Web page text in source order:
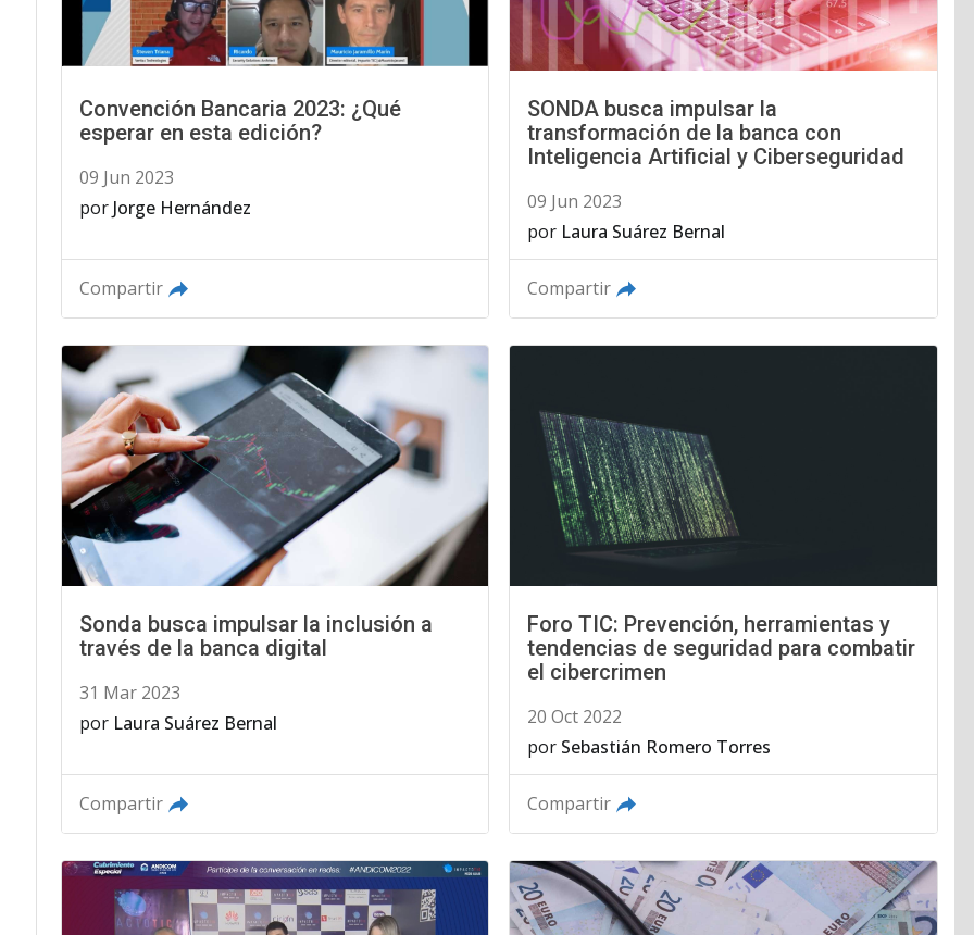
Convención Bancaria 2023: ¿Qué
esperar en esta edición?
09 Jun 2023
por Jorge Hernández
Compartir
SONDA busca impulsar la
transformación de la banca con
Inteligencia Artificial y Ciberseguridad
09 Jun 2023
por Laura Suárez Bernal
Compartir
Sonda busca impulsar la inclusión a
través de la banca digital
31 Mar 2023
por Laura Suárez Bernal
Compartir
Foro TIC: Prevención, herramientas y
tendencias de seguridad para combatir
el cibercrimen
20 Oct 2022
por Sebastián Romero Torres
Compartir